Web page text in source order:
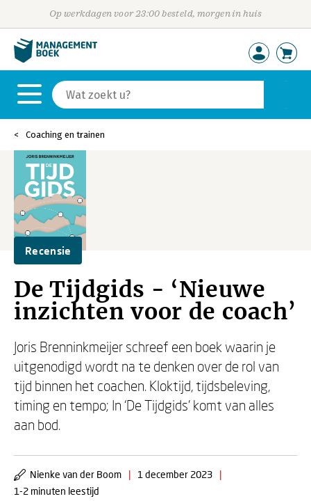
Op werkdagen voor 23:00 besteld, morgen in huis
Coaching en trainen
Recensie
De Tijdgids - ‘Nieuwe
inzichten voor de coach’
Joris Brenninkmeijer schreef een boek waarin je
uitgenodigd wordt na te denken over de rol van
tijd binnen het coachen. Kloktijd, tijdsbeleving,
timing en tempo; In ‘De Tijdgids’ komt van alles
aan bod.
Nienke van der Boom | 1 december 2023
|
1-2 minuten leestijd